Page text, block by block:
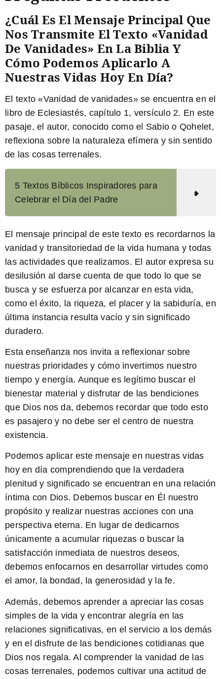
¿Cuál Es El Mensaje Principal Que
Nos Transmite El Texto «Vanidad
De Vanidades» En La Biblia Y
Cómo Podemos Aplicarlo A
Nuestras Vidas Hoy En Día?
El texto «Vanidad de vanidades» se encuentra en el
libro de Eclesiastés, capítulo 1, versículo 2. En este
pasaje, el autor, conocido como el Sabio o Qohelet,
reflexiona sobre la naturaleza efímera y sin sentido
de las cosas terrenales.
5 Textos Bíblicos Inspiradores para
Celebrar el Día del Padre
El mensaje principal de este texto es recordarnos la
vanidad y transitoriedad de la vida humana y todas
las actividades que realizamos. El autor expresa su
desilusión al darse cuenta de que todo lo que se
busca y se esfuerza por alcanzar en esta vida,
como el éxito, la riqueza, el placer y la sabiduría, en
última instancia resulta vacío y sin significado
duradero.
Esta enseñanza nos invita a reflexionar sobre
nuestras prioridades y cómo invertimos nuestro
tiempo y energía. Aunque es legítimo buscar el
bienestar material y disfrutar de las bendiciones
que Dios nos da, debemos recordar que todo esto
es pasajero y no debe ser el centro de nuestra
existencia.
Podemos aplicar este mensaje en nuestras vidas
hoy en día comprendiendo que la verdadera
plenitud y significado se encuentran en una relación
íntima con Dios. Debemos buscar en Él nuestro
propósito y realizar nuestras acciones con una
perspectiva eterna. En lugar de dedicarnos
únicamente a acumular riquezas o buscar la
satisfacción inmediata de nuestros deseos,
debemos enfocarnos en desarrollar virtudes como
el amor, la bondad, la generosidad y la fe.
Además, debemos aprender a apreciar las cosas
simples de la vida y encontrar alegría en las
relaciones significativas, en el servicio a los demás
y en el disfrute de las bendiciones cotidianas que
Dios nos regala. Al comprender la vanidad de las
cosas terrenales, podemos cultivar una actitud de